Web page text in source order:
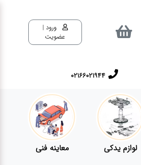
ورود |
عضویت
02166021944
لوازم یدکی معاینه فنی